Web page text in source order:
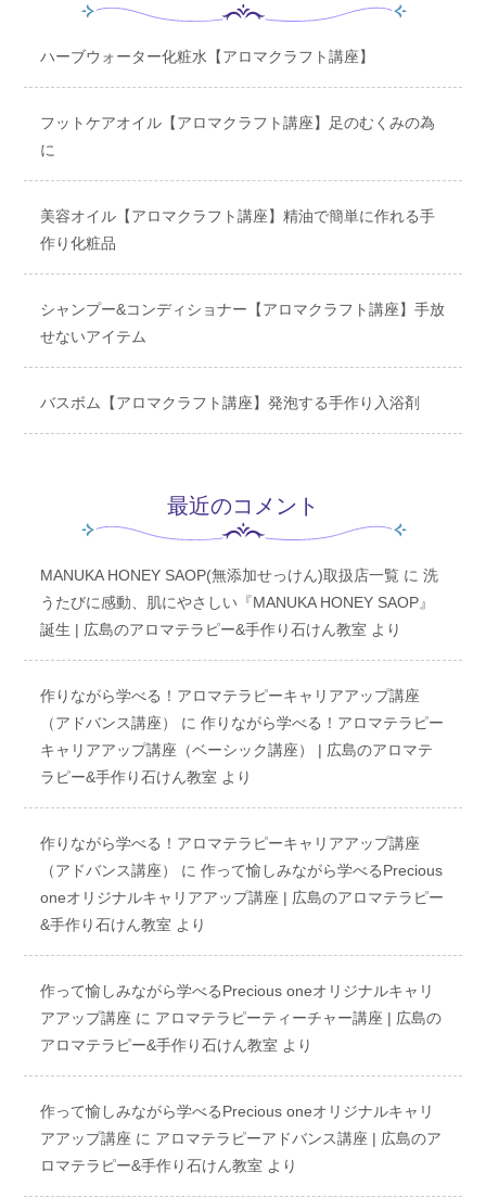
ハーブウォーター化粧水【アロマクラフト講座】
フットケアオイル【アロマクラフト講座】足のむくみの為
に
美容オイル【アロマクラフト講座】精油で簡単に作れる手
作り化粧品
シャンプー&コンディショナー【アロマクラフト講座】手放
せないアイテム
バスボム【アロマクラフト講座】発泡する手作り入浴剤
最近のコメント
MANUKA HONEY SAOP(無添加せっけん)取扱店一覧 に洗
うたびに感動、肌にやさしい『MANUKA HONEY SAOP』
誕生 | 広島のアロマテラピー&手作り石けん教室 より
作りながら学べる！アロマテラピーキャリアアップ講座
（アドバンス講座）
に作りながら学べる！アロマテラピー
キャリアアップ講座（ベーシック講座） | 広島のアロマテ
ラピー&手作り石けん教室 より
作りながら学べる！アロマテラピーキャリアアップ講座
（アドバンス講座）
に作って愉しみながら学べるPrecious
oneオリジナルキャリアアップ講座 | 広島のアロマテラピー
&手作り石けん教室 より
作って愉しみながら学べるPrecious oneオリジナルキャリ
アアップ講座 に アロマテラピーティーチャー講座 | 広島の
アロマテラピー&手作り石けん教室 より
作って愉しみながら学べるPrecious oneオリジナルキャリ
アアップ講座 に アロマテラピーアドバンス講座 | 広島のア
ロマテラピー&手作り石けん教室 より